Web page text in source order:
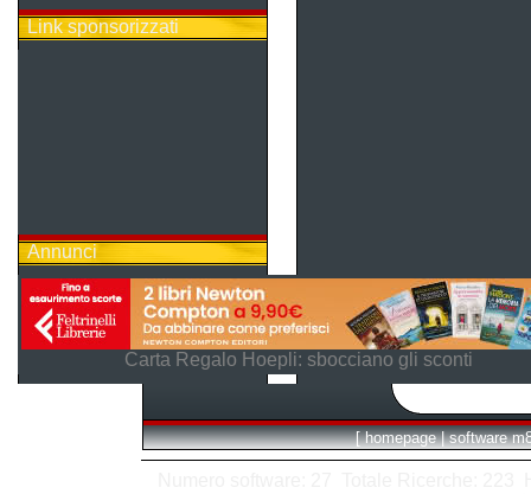
Link sponsorizzati
Annunci
Carta Regalo Hoepli: sbocciano gli sconti
[ homepage | software